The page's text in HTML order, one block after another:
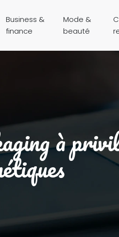
Business &
finance
Mode &
beauté
à